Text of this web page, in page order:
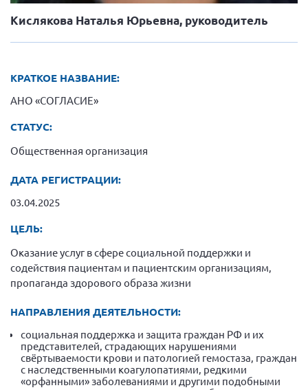
Экспертный совет ОООИБРС 2025
Конференция ОООИБРС 2024
Конференция ОООИБРС 2021
Конференция ВСЭ 2021
Конференция ОООИБРС 2020
Документы съездов
Первый съезд
Четвертый съезд
Пятый съезд
Шестой съезд
ОФ «Фонд содействия больным рассеянным
Новости: Казахстан
КРАТКОЕ НАЗВАНИЕ:
АНО «СОГЛАСИЕ»
СТАТУС:
Общественная организация
ДАТА РЕГИСТРАЦИИ:
03.04.2025
ЦЕЛЬ:
Оказание услуг в сфере социальной поддержки и
содействия пациентам и пациентским организациям,
пропаганда здорового образа жизни
НАПРАВЛЕНИЯ ДЕЯТЕЛЬНОСТИ:
социальная поддержка и защита граждан РФ и их
представителей, страдающих нарушениями
свёртываемости крови и патологией гемостаза, граждан
с наследственными коагулопатиями, редкими
«орфанными» заболеваниями и другими подобными
Кислякова Наталья Юрьевна, руководитель